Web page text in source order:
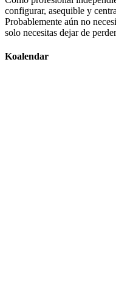
configurar, asequible y
Probablemente aún no
solo necesitas dejar de
Koalendar